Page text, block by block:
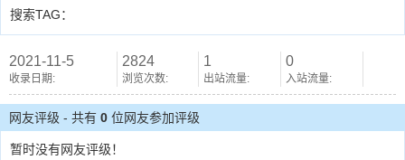
搜索TAG：
2021-11-5
收录日期:
2824
浏览次数:
1
出站流量:
0
入站流量:
网友评级 - 共有 0 位网友参加评级
暂时没有网友评级！